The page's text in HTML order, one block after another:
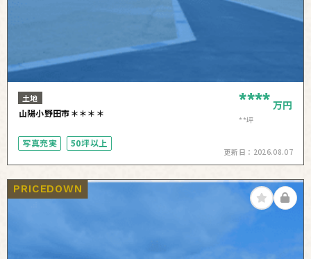
土地
山陽小野田市＊＊＊＊ **** 万円
**坪
写真充実 50坪以上
更新日： 2026.08.07
PRICEDOWN